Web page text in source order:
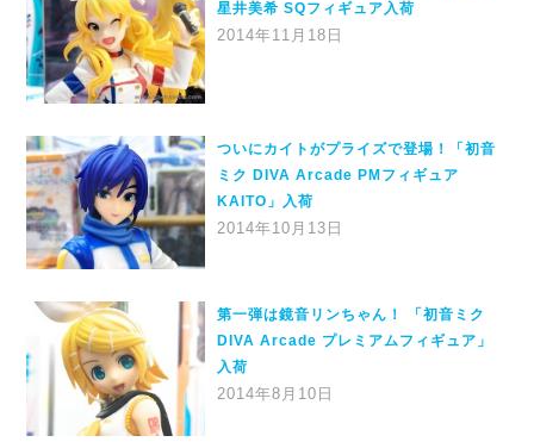
星井美希 SQフィギュア入荷
2014年11月18日
ついにカイトがプライズで登場！「初音
ミク DIVA Arcade PMフィギュア
KAITO」入荷
2014年10月13日
第一弾は鏡音リンちゃん！ 「初音ミク
DIVA Arcade プレミアムフィギュア」
入荷
2014年8月10日